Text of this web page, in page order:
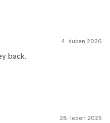
4. duben 2026
back.
28. leden 2025